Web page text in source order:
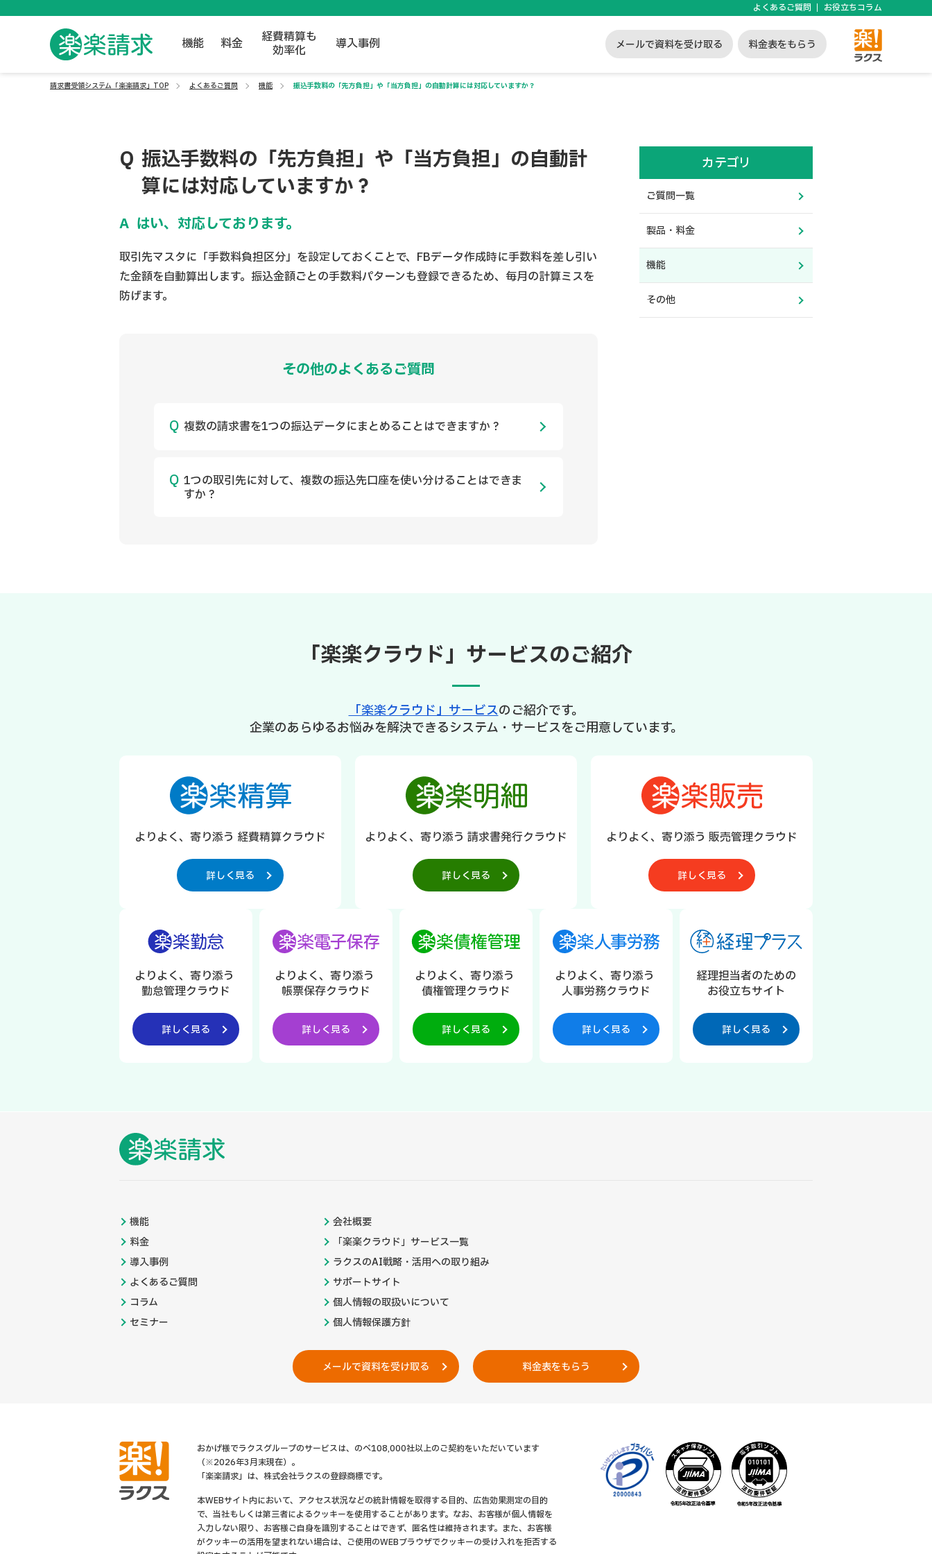
よくあるご質問 お役立ちコラム
機能 料金
経費精算も
効率化
導入事例 メールで資料を受け取る 料金表をもらう
請求書受領システム「楽楽請求」TOP よくあるご質問 機能 振込手数料の「先方負担」や「当方負担」の自動計算には対応していますか？
振込手数料の「先方負担」や「当方負担」の自動計
算には対応していますか？
はい、対応しております。
取引先マスタに「手数料負担区分」を設定しておくことで、FBデータ作成時に手数料を差し引い
た金額を自動算出します。振込金額ごとの手数料パターンも登録できるため、毎月の計算ミスを
防げます。
その他のよくあるご質問
複数の請求書を1つの振込データにまとめることはできますか？
1つの取引先に対して、複数の振込先口座を使い分けることはできま
すか？
カテゴリ
ご質問一覧
製品・料金
機能
その他
「楽楽クラウド」サービスのご紹介
「楽楽クラウド」サービスのご紹介です。
企業のあらゆるお悩みを解決できるシステム・サービスをご用意しています。
よりよく、寄り添う 経費精算クラウド
詳しく見る
よりよく、寄り添う 請求書発行クラウド
詳しく見る
よりよく、寄り添う 販売管理クラウド
詳しく見る
よりよく、寄り添う
勤怠管理クラウド
詳しく見る
よりよく、寄り添う
帳票保存クラウド
詳しく見る
よりよく、寄り添う
債権管理クラウド
詳しく見る
よりよく、寄り添う
人事労務クラウド
詳しく見る
経理担当者のための
お役立ちサイト
詳しく見る
機能
料金
導入事例
よくあるご質問
コラム
セミナー
会社概要
「楽楽クラウド」サービス一覧
ラクスのAI戦略・活用への取り組み
サポートサイト
個人情報の取扱いについて
個人情報保護方針
メールで資料を受け取る 料金表をもらう
おかげ様でラクスグループのサービスは、のべ108,000社以上のご契約をいただいています
（※2026年3月末現在）。
「楽楽請求」は、株式会社ラクスの登録商標です。
本WEBサイト内において、アクセス状況などの統計情報を取得する目的、広告効果測定の目的
で、当社もしくは第三者によるクッキーを使用することがあります。なお、お客様が個人情報を
入力しない限り、お客様ご自身を識別することはできず、匿名性は維持されます。また、お客様
がクッキーの活用を望まれない場合は、ご使用のWEBブラウザでクッキーの受け入れを拒否する